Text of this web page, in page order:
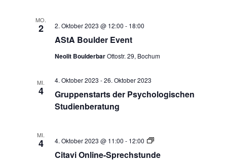
MO.
2
AStA Boulder Event
2. Oktober 2023 @ 12:00 - 18:00
Neolit BoulderbarOttostr. 29, Bochum
MI.
4
Gruppenstarts der Psychologischen
Studienberatung
4. Oktober 2023 -26. Oktober 2023
MI.
4
Citavi Online-Sprechstunde
4. Oktober 2023 @ 11:00 - 12:00
Citavi
Sprechstunde